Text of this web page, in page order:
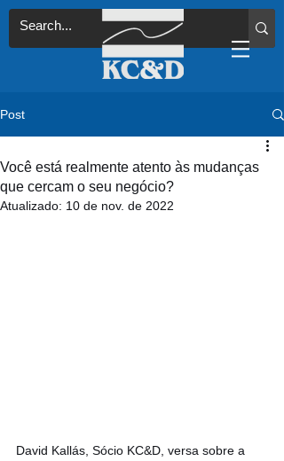
Post
Você está realmente atento às mudanças
que cercam o seu negócio?
Atualizado: 10 de nov. de 2022
David Kallás, Sócio KC&D, versa sobre a